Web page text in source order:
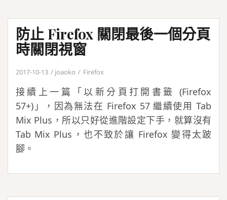
Windows
10
執
行
安
卓
的
防止 Firefox 關閉最後一個分頁
時關閉視窗
2017-10-13 joaoko Firefox
接續上一篇「以新分頁打開書籤 (Firefox
57+)」，因為無法在 Firefox 57 繼續使用 Tab
Mix Plus，所以只好從進階設定下手，就算沒有
Tab Mix Plus，也不致於讓 Firefox 變得太跛
腳。